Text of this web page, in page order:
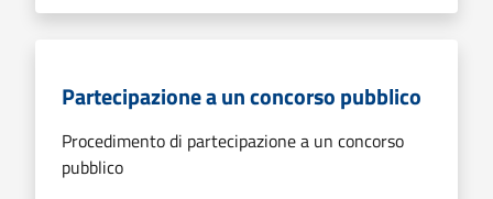
Partecipazione a un concorso pubblico
Procedimento di partecipazione a un concorso
pubblico